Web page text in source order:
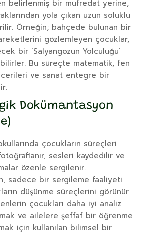
belirlenmiş bir müfredat yerine,
yola çıkan uzun soluklu
Örneğin; bahçede bulunan bir
gözlemleyen çocuklar,
bir ‘Salyangozun Yolculuğu’
Bu süreçte matematik, fen
ve sanat entegre bir
Dokümantasyon
çocukların süreçleri
sesleri kaydedilir ve
özenle sergilenir.
sadece bir sergileme faaliyeti
düşünme süreçlerini görünür
çocukları daha iyi analiz
ve ailelere şeffaf bir öğrenme
için kullanılan bilimsel bir